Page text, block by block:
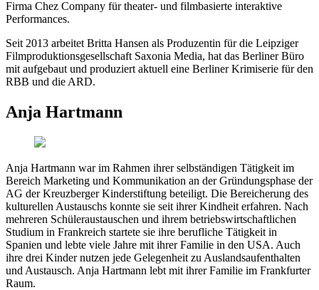
Firma Chez Company für theater- und filmbasierte interaktive
Performances.
Seit 2013 arbeitet Britta Hansen als Produzentin für die Leipziger
Filmproduktionsgesellschaft Saxonia Media, hat das Berliner Büro
mit aufgebaut und produziert aktuell eine Berliner Krimiserie für den
RBB und die ARD.
Anja Hartmann
Anja Hartmann war im Rahmen ihrer selbständigen Tätigkeit im
Bereich Marketing und Kommunikation an der Gründungsphase der
AG der Kreuzberger Kinderstiftung beteiligt. Die Bereicherung des
kulturellen Austauschs konnte sie seit ihrer Kindheit erfahren. Nach
mehreren Schüleraustauschen und ihrem betriebswirtschaftlichen
Studium in Frankreich startete sie ihre berufliche Tätigkeit in
Spanien und lebte viele Jahre mit ihrer Familie in den USA. Auch
ihre drei Kinder nutzen jede Gelegenheit zu Auslandsaufenthalten
und Austausch. Anja Hartmann lebt mit ihrer Familie im Frankfurter
Raum.